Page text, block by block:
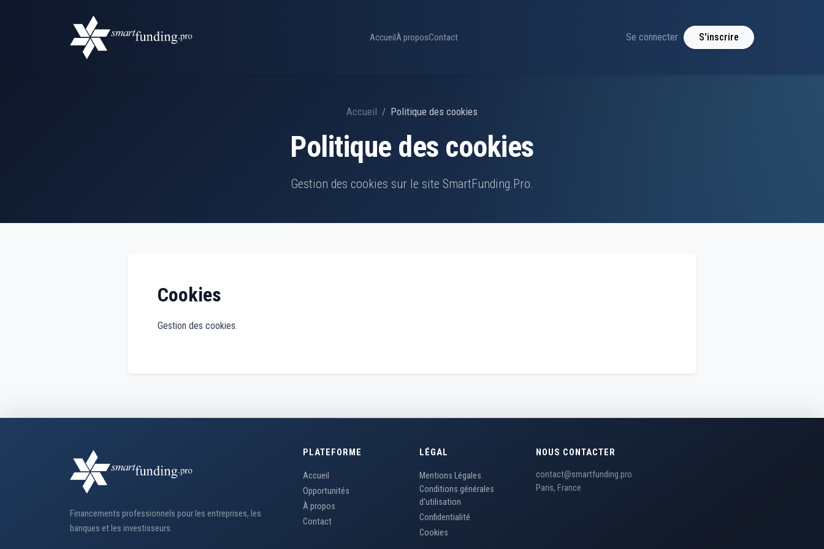
AccueilÀ proposContact Se connecter S'inscrire
Accueil Politique des cookies
Politique des cookies
Gestion des cookies sur le site SmartFunding.Pro.
Cookies
Gestion des cookies.
Financements professionnels pour les entreprises, les
banques et les investisseurs.
PLATEFORME
Accueil
Opportunités
À propos
Contact
LÉGAL
Mentions Légales
Conditions générales
d'utilisation
Confidentialité
Cookies
NOUS CONTACTER
contact@smartfunding.pro
Paris, France